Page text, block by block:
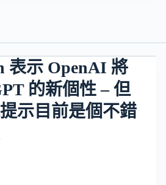
表示 OpenAI 將
的新個性 – 但
示目前是個不錯